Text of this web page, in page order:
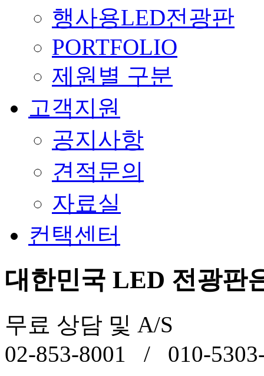
행사용LED전광판
PORTFOLIO
제원별 구분
고객지원
공지사항
견적문의
자료실
컨택센터
대한민국 LED 전광판
무료 상담 및 A/S
02-853-8001 / 010-